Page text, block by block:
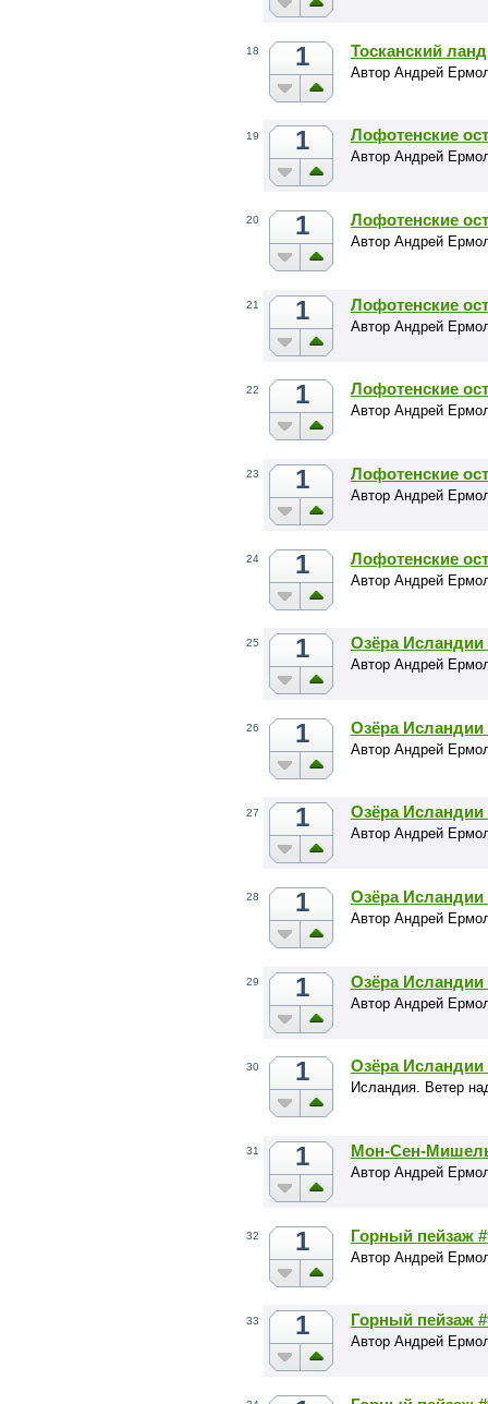
18 1 Тосканский
Автор Андрей
19 1 Лофотенские
Автор Андрей
20 1 Лофотенские
Автор Андрей
21 1 Лофотенские
Автор Андрей
22 1 Лофотенские
Автор Андрей
23 1 Лофотенские
Автор Андрей
24 1 Лофотенские
Автор Андрей
25 1 Озёра Исландии
Автор Андрей
26 1 Озёра Исландии
Автор Андрей
27 1 Озёра Исландии
Автор Андрей
28 1 Озёра Исландии
Автор Андрей
29 1 Озёра Исландии
Автор Андрей
30 1 Озёра Исландии
Исландия. Ветер
31 1 Мон-Сен-
Автор Андрей
32 1 Горный пейзаж
Автор Андрей
33 1 Горный пейзаж
Автор Андрей